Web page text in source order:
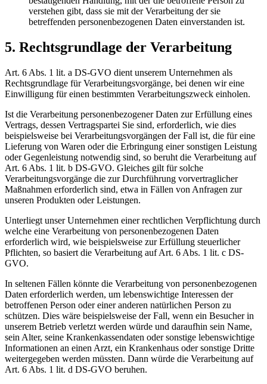
verstehen gibt, dass sie mit der Verarbeitung der sie
betreffenden personenbezogenen Daten einverstanden ist.
5. Rechtsgrundlage der Verarbeitung
Art. 6 Abs. 1 lit. a DS-GVO dient unserem Unternehmen als
Rechtsgrundlage für Verarbeitungsvorgänge, bei denen wir eine
Einwilligung für einen bestimmten Verarbeitungszweck einholen.
Ist die Verarbeitung personenbezogener Daten zur Erfüllung eines
Vertrags, dessen Vertragspartei Sie sind, erforderlich, wie dies
beispielsweise bei Verarbeitungsvorgängen der Fall ist, die für eine
Lieferung von Waren oder die Erbringung einer sonstigen Leistung
oder Gegenleistung notwendig sind, so beruht die Verarbeitung auf
Art. 6 Abs. 1 lit. b DS-GVO. Gleiches gilt für solche
Verarbeitungsvorgänge die zur Durchführung vorvertraglicher
Maßnahmen erforderlich sind, etwa in Fällen von Anfragen zur
unseren Produkten oder Leistungen.
Unterliegt unser Unternehmen einer rechtlichen Verpflichtung durch
welche eine Verarbeitung von personenbezogenen Daten
erforderlich wird, wie beispielsweise zur Erfüllung steuerlicher
Pflichten, so basiert die Verarbeitung auf Art. 6 Abs. 1 lit. c DS-
GVO.
In seltenen Fällen könnte die Verarbeitung von personenbezogenen
Daten erforderlich werden, um lebenswichtige Interessen der
betroffenen Person oder einer anderen natürlichen Person zu
schützen. Dies wäre beispielsweise der Fall, wenn ein Besucher in
unserem Betrieb verletzt werden würde und daraufhin sein Name,
sein Alter, seine Krankenkassendaten oder sonstige lebenswichtige
Informationen an einen Arzt, ein Krankenhaus oder sonstige Dritte
weitergegeben werden müssten. Dann würde die Verarbeitung auf
Art. 6 Abs. 1 lit. d DS-GVO beruhen.